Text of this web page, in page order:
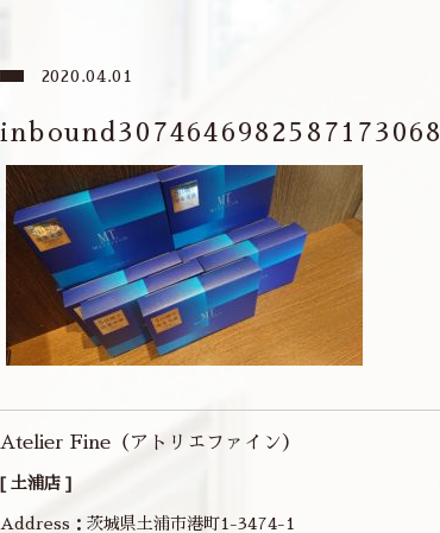
2020.04.01
inbound3074646982587173068
Atelier Fine（アトリエファイン）
[ 土浦店 ]
Address：茨城県土浦市港町1-3474-1